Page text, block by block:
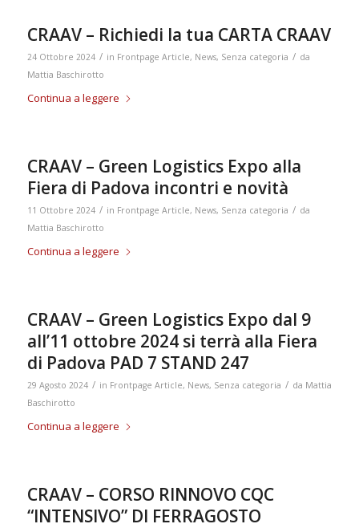
CRAAV – Richiedi la tua CARTA CRAAV
24 Ottobre 2024 / in Frontpage Article, News, Senza categoria / da
Mattia Baschirotto
Continua a leggere
CRAAV – Green Logistics Expo alla
Fiera di Padova incontri e novità
11 Ottobre 2024 / in Frontpage Article, News, Senza categoria / da
Mattia Baschirotto
Continua a leggere
CRAAV – Green Logistics Expo dal 9
all’11 ottobre 2024 si terrà alla Fiera
di Padova PAD 7 STAND 247
29 Agosto 2024 / in Frontpage Article, News, Senza categoria / da Mattia
Baschirotto
Continua a leggere
CRAAV – CORSO RINNOVO CQC
“INTENSIVO” DI FERRAGOSTO